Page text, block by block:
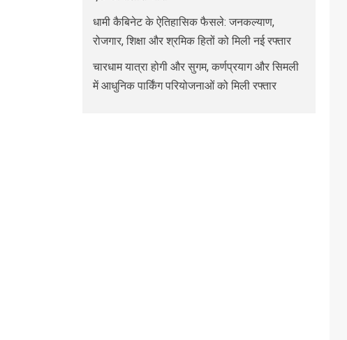
धामी कैबिनेट के ऐतिहासिक फैसले: जनकल्याण,
रोजगार, शिक्षा और श्रमिक हितों को मिली नई रफ्तार
चारधाम यात्रा होगी और सुगम, कर्णप्रयाग और सिमली
में आधुनिक पार्किंग परियोजनाओं को मिली रफ्तार